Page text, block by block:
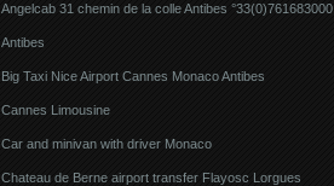
Angelcab 31 chemin de la colle Antibes °33(0)761683000
Antibes
Big Taxi Nice Airport Cannes Monaco Antibes
Cannes Limousine
Car and minivan with driver Monaco
Chateau de Berne airport transfer Flayosc Lorgues